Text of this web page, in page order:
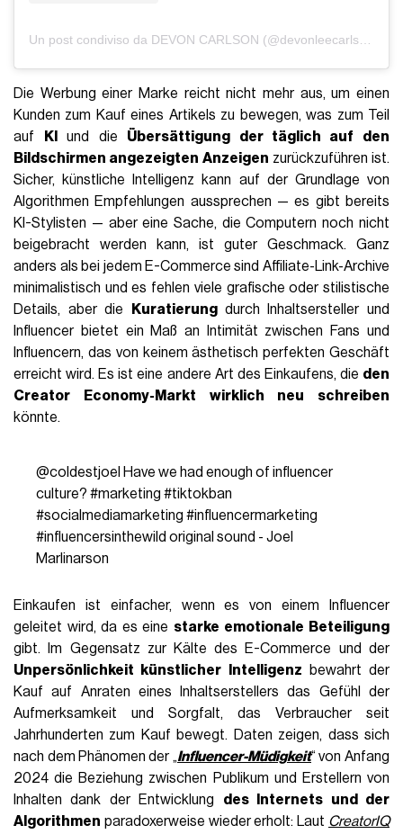
Die Werbung einer Marke reicht nicht mehr aus, um einen
Kunden zum Kauf eines Artikels zu bewegen, was zum Teil
auf
KI und die Übersättigung der täglich auf den
Bildschirmen angezeigten Anzeigen zurückzuführen ist.
Sicher, künstliche Intelligenz kann auf der Grundlage von
Algorithmen Empfehlungen aussprechen — es gibt bereits
KI-Stylisten — aber eine Sache, die Computern noch nicht
beigebracht werden kann, ist guter Geschmack. Ganz
anders als bei jedem E-Commerce sind Affiliate-Link-Archive
minimalistisch und es fehlen viele grafische oder stilistische
Details, aber die
Kuratierungdurch Inhaltsersteller und
Influencer bietet ein Maß an Intimität zwischen Fans und
Influencern, das von keinem ästhetisch perfekten Geschäft
erreicht wird. Es ist eine andere Art des Einkaufens, die den
Creator Economy-Markt wirklich neu schreiben
könnte.
@coldestjoel Have we had enough of influencer
culture? #marketing #tiktokban
#socialmediamarketing #influencermarketing
#influencersinthewild original sound - Joel
Marlinarson
Einkaufen ist einfacher, wenn es von einem Influencer
geleitet wird, da es eine starke emotionale Beteiligung
gibt. Im Gegensatz zur Kälte des E-Commerce und der
Unpersönlichkeit künstlicher Intelligenz bewahrt der
Kauf auf Anraten eines Inhaltserstellers das Gefühl der
Aufmerksamkeit und Sorgfalt, das Verbraucher seit
Jahrhunderten zum Kauf bewegt. Daten zeigen, dass sich
nach dem Phänomen der „Influencer-Müdigkeit“ von Anfang
2024 die Beziehung zwischen Publikum und Erstellern von
Inhalten dank der Entwicklung des Internets und der
Algorithmen paradoxerweise wieder erholt: Laut CreatorIQ